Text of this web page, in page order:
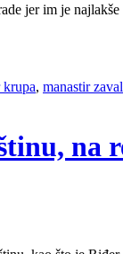
jer im je
krupa, manastir
na